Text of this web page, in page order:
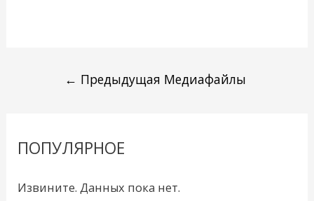
← Предыдущая Медиафайлы
ПОПУЛЯРНОЕ
Извините. Данных пока нет.